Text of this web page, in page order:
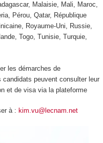
Malaisie, Mali, Maroc,
Pérou, Qatar, République
Royaume-Uni, Russie,
Togo, Tunisie, Turquie,
les démarches de
peuvent consulter leur
et de visa via la plateforme
à : kim.vu@lecnam.net